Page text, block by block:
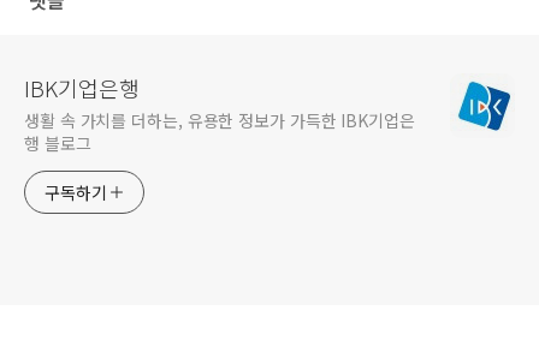
IBK기업은행
생활 속 가치를 더하는, 유용한 정보가 가득한 IBK기업은
행 블로그
구독하기